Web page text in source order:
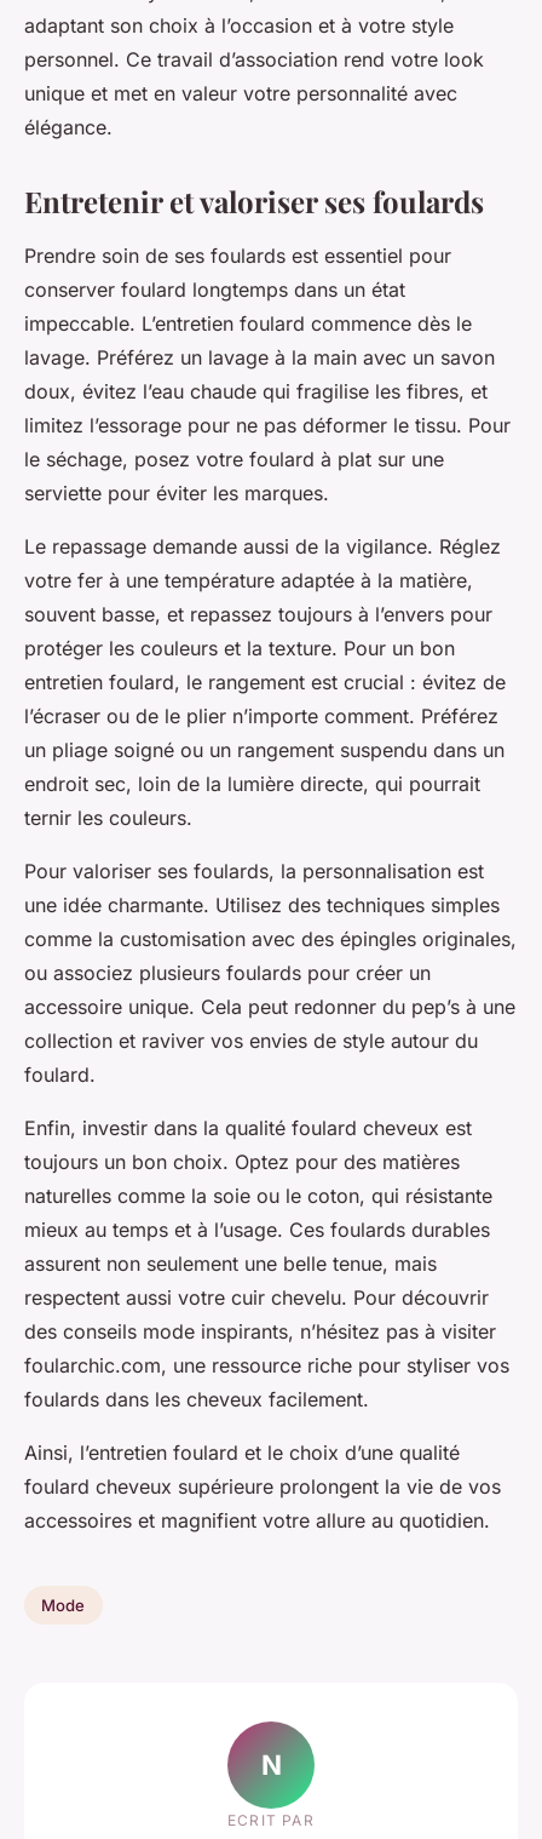
adaptant son choix à l’occasion et à votre style
personnel. Ce travail d’association rend votre look
unique et met en valeur votre personnalité avec
élégance.
Entretenir et valoriser ses foulards
Prendre soin de ses foulards est essentiel pour
conserver foulard longtemps dans un état
impeccable. L’entretien foulard commence dès le
lavage. Préférez un lavage à la main avec un savon
doux, évitez l’eau chaude qui fragilise les fibres, et
limitez l’essorage pour ne pas déformer le tissu. Pour
le séchage, posez votre foulard à plat sur une
serviette pour éviter les marques.
Le repassage demande aussi de la vigilance. Réglez
votre fer à une température adaptée à la matière,
souvent basse, et repassez toujours à l’envers pour
protéger les couleurs et la texture. Pour un bon
entretien foulard, le rangement est crucial : évitez de
l’écraser ou de le plier n’importe comment. Préférez
un pliage soigné ou un rangement suspendu dans un
endroit sec, loin de la lumière directe, qui pourrait
ternir les couleurs.
Pour valoriser ses foulards, la personnalisation est
une idée charmante. Utilisez des techniques simples
comme la customisation avec des épingles originales,
ou associez plusieurs foulards pour créer un
accessoire unique. Cela peut redonner du pep’s à une
collection et raviver vos envies de style autour du
foulard.
Enfin, investir dans la qualité foulard cheveux est
toujours un bon choix. Optez pour des matières
naturelles comme la soie ou le coton, qui résistante
mieux au temps et à l’usage. Ces foulards durables
assurent non seulement une belle tenue, mais
respectent aussi votre cuir chevelu. Pour découvrir
des conseils mode inspirants, n’hésitez pas à visiter
foularchic.com, une ressource riche pour styliser vos
foulards dans les cheveux facilement.
Ainsi, l’entretien foulard et le choix d’une qualité
foulard cheveux supérieure prolongent la vie de vos
accessoires et magnifient votre allure au quotidien.
Mode
N
ECRIT PAR